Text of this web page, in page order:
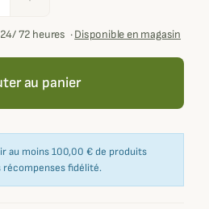
72 heures ·Disponible en magasin
au panier
au moins 100,00 € de produits
récompenses fidélité.